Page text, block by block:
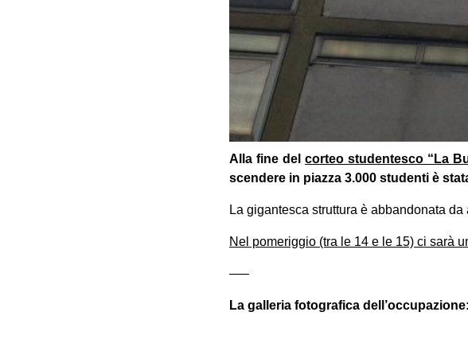
Alla fine del corteo studentesco “La
scendere in piazza 3.000 studenti è
La gigantesca struttura è abbandonata da
Nel pomeriggio (tra le 14 e le 15) ci sarà
—–
La galleria fotografica dell’occupazione: